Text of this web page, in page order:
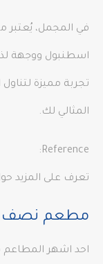
في المجمل،
اسطنبول ووجهة
تجربة مميزة
المثالي لك.
Reference:
تعرف على المزيد
مطعم نصف
احد اشهر